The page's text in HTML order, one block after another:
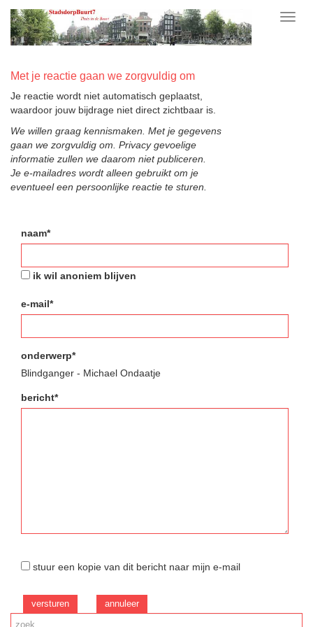
Met je reactie gaan we zorgvuldig om
Je reactie wordt niet automatisch geplaatst,
waardoor jouw bijdrage niet direct zichtbaar is.
We willen graag kennismaken. Met je gegevens
gaan we zorgvuldig om. Privacy gevoelige
informatie zullen we daarom niet publiceren.
Je e-mailadres wordt alleen gebruikt om je
eventueel een persoonlijke reactie te sturen.
naam*
ik wil anoniem blijven
e-mail*
onderwerp*
Blindganger - Michael Ondaatje
bericht*
stuur een kopie van dit bericht naar mijn e-mail
versturen